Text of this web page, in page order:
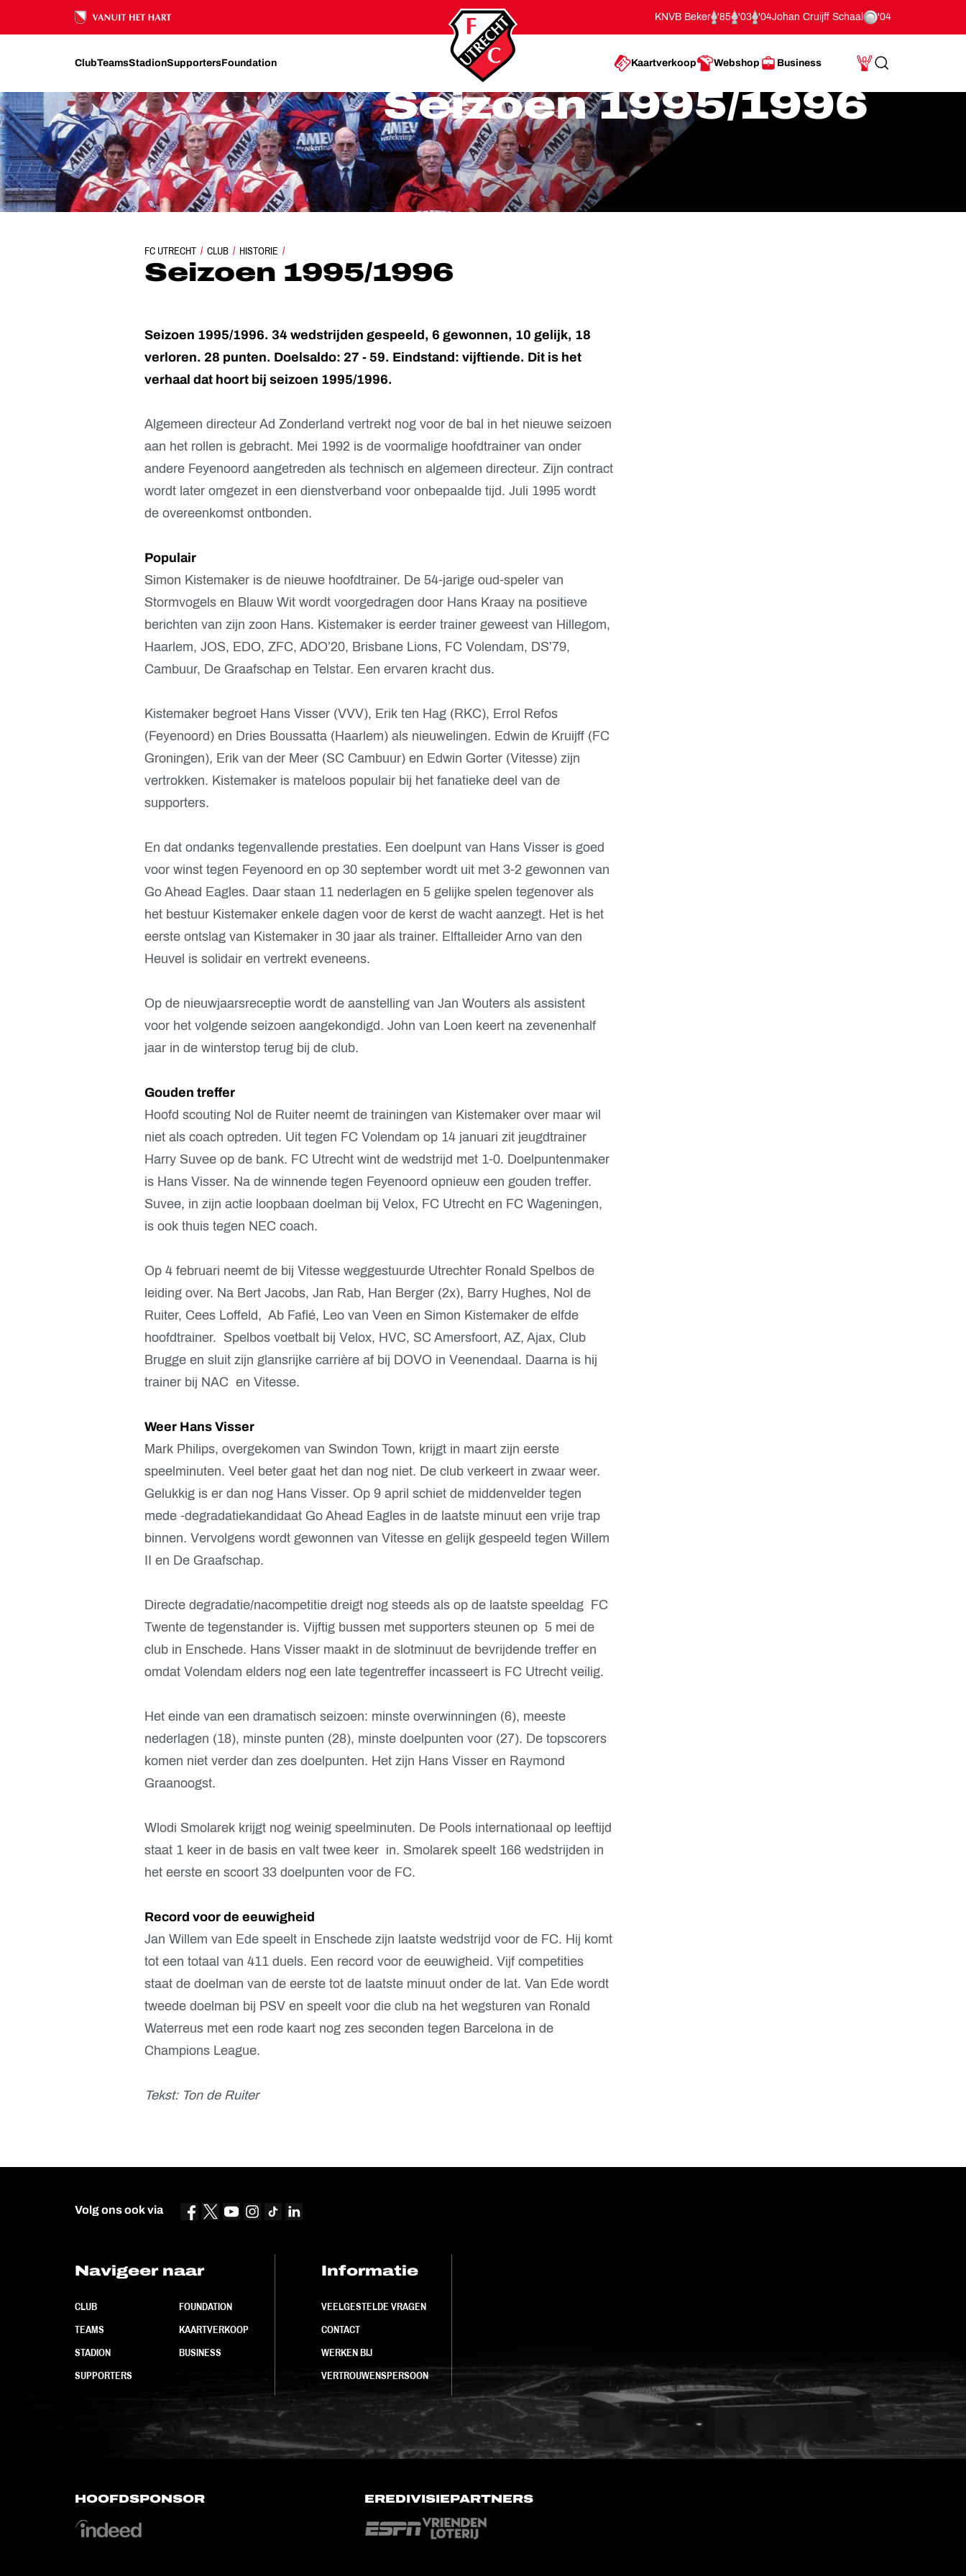
Ons nalatenschap
KNVB Beker '85 '03 '04Johan Cruijff Schaal '04
ClubTeamsStadionSupportersFoundation Kaartverkoop Webshop Business
Mijn Account
Search
Seizoen 1995/1996
FC UTRECHT CLUB HISTORIE
SEIZOEN 1995/1996
Seizoen 1995/1996
Seizoen 1995/1996. 34 wedstrijden gespeeld, 6 gewonnen, 10 gelijk, 18
verloren. 28 punten. Doelsaldo: 27 - 59. Eindstand: vijftiende. Dit is het
verhaal dat hoort bij seizoen 1995/1996.
Algemeen directeur Ad Zonderland vertrekt nog voor de bal in het nieuwe seizoen
aan het rollen is gebracht. Mei 1992 is de voormalige hoofdtrainer van onder
andere Feyenoord aangetreden als technisch en algemeen directeur. Zijn contract
wordt later omgezet in een dienstverband voor onbepaalde tijd. Juli 1995 wordt
de overeenkomst ontbonden.
Populair
Simon Kistemaker is de nieuwe hoofdtrainer. De 54-jarige oud-speler van
Stormvogels en Blauw Wit wordt voorgedragen door Hans Kraay na positieve
berichten van zijn zoon Hans. Kistemaker is eerder trainer geweest van Hillegom,
Haarlem, JOS, EDO, ZFC, ADO’20, Brisbane Lions, FC Volendam, DS’79,
Cambuur, De Graafschap en Telstar. Een ervaren kracht dus.
Kistemaker begroet Hans Visser (VVV), Erik ten Hag (RKC), Errol Refos
(Feyenoord) en Dries Boussatta (Haarlem) als nieuwelingen. Edwin de Kruijff (FC
Groningen), Erik van der Meer (SC Cambuur) en Edwin Gorter (Vitesse) zijn
vertrokken. Kistemaker is mateloos populair bij het fanatieke deel van de
supporters.
En dat ondanks tegenvallende prestaties. Een doelpunt van Hans Visser is goed
voor winst tegen Feyenoord en op 30 september wordt uit met 3-2 gewonnen van
Go Ahead Eagles. Daar staan 11 nederlagen en 5 gelijke spelen tegenover als
het bestuur Kistemaker enkele dagen voor de kerst de wacht aanzegt. Het is het
eerste ontslag van Kistemaker in 30 jaar als trainer. Elftalleider Arno van den
Heuvel is solidair en vertrekt eveneens.
Op de nieuwjaarsreceptie wordt de aanstelling van Jan Wouters als assistent
voor het volgende seizoen aangekondigd. John van Loen keert na zevenenhalf
jaar in de winterstop terug bij de club.
Gouden treffer
Hoofd scouting Nol de Ruiter neemt de trainingen van Kistemaker over maar wil
niet als coach optreden. Uit tegen FC Volendam op 14 januari zit jeugdtrainer
Harry Suvee op de bank. FC Utrecht wint de wedstrijd met 1-0. Doelpuntenmaker
is Hans Visser. Na de winnende tegen Feyenoord opnieuw een gouden treffer.
Suvee, in zijn actie loopbaan doelman bij Velox, FC Utrecht en FC Wageningen,
is ook thuis tegen NEC coach.
Op 4 februari neemt de bij Vitesse weggestuurde Utrechter Ronald Spelbos de
leiding over. Na Bert Jacobs, Jan Rab, Han Berger (2x), Barry Hughes, Nol de
Ruiter, Cees Loffeld, Ab Fafié, Leo van Veen en Simon Kistemaker de elfde
hoofdtrainer. Spelbos voetbalt bij Velox, HVC, SC Amersfoort, AZ, Ajax, Club
Brugge en sluit zijn glansrijke carrière af bij DOVO in Veenendaal. Daarna is hij
trainer bij NAC en Vitesse.
Weer Hans Visser
Mark Philips, overgekomen van Swindon Town, krijgt in maart zijn eerste
speelminuten. Veel beter gaat het dan nog niet. De club verkeert in zwaar weer.
Gelukkig is er dan nog Hans Visser. Op 9 april schiet de middenvelder tegen
mede -degradatiekandidaat Go Ahead Eagles in de laatste minuut een vrije trap
binnen. Vervolgens wordt gewonnen van Vitesse en gelijk gespeeld tegen Willem
II en De Graafschap.
Directe degradatie/nacompetitie dreigt nog steeds als op de laatste speeldag FC
Twente de tegenstander is. Vijftig bussen met supporters steunen op 5 mei de
club in Enschede. Hans Visser maakt in de slotminuut de bevrijdende treffer en
omdat Volendam elders nog een late tegentreffer incasseert is FC Utrecht veilig.
Het einde van een dramatisch seizoen: minste overwinningen (6), meeste
nederlagen (18), minste punten (28), minste doelpunten voor (27). De topscorers
komen niet verder dan zes doelpunten. Het zijn Hans Visser en Raymond
Graanoogst.
Wlodi Smolarek krijgt nog weinig speelminuten. De Pools internationaal op leeftijd
staat 1 keer in de basis en valt twee keer in. Smolarek speelt 166 wedstrijden in
het eerste en scoort 33 doelpunten voor de FC.
Record voor de eeuwigheid
Jan Willem van Ede speelt in Enschede zijn laatste wedstrijd voor de FC. Hij komt
tot een totaal van 411 duels. Een record voor de eeuwigheid. Vijf competities
staat de doelman van de eerste tot de laatste minuut onder de lat. Van Ede wordt
tweede doelman bij PSV en speelt voor die club na het wegsturen van Ronald
Waterreus met een rode kaart nog zes seconden tegen Barcelona in de
Champions League.
Tekst: Ton de Ruiter
Volg ons ook via
Navigeer naar
CLUB
TEAMS
STADION
SUPPORTERS
FOUNDATION
KAARTVERKOOP
BUSINESS
Informatie
VEELGESTELDE VRAGEN
CONTACT
WERKEN BIJ
VERTROUWENSPERSOON
HOOFDSPONSOR EREDIVISIEPARTNERS